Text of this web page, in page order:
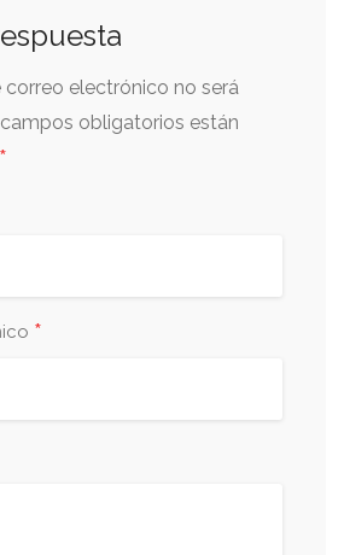
correo electrónico no será
obligatorios están
*
*